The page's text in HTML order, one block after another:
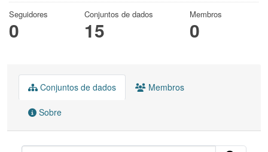
Seguidores
0
Conjuntos de dados
15
Membros
0
Conjuntos de dados Membros
Sobre